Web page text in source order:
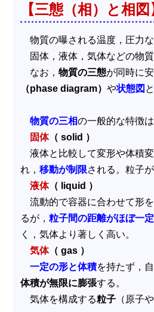
【三態（相）と相図
物質の曝される温度，圧力な
固体，液体，気体などの物
なお， 物質の三態が同時に
（phase diagram） や状態図
物質の三相の一般的な特徴
固体（ solid ）
液体と比較して変形や体積
れ， 移動が制限される。粒子
液体（ liquid ）
流動的で容器に合わせて形
るが， 粒子間の距離がほぼ一定
く，気体より著しく高い。
気体（ gas ）
一定の形と体積を持たず，
体積が無限に膨張する。
気体を構成する粒子 （原子